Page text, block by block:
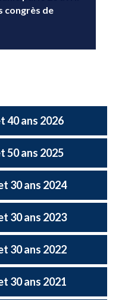
congrès de
40 ans 2026
50 ans 2025
30 ans 2024
30 ans 2023
30 ans 2022
30 ans 2021